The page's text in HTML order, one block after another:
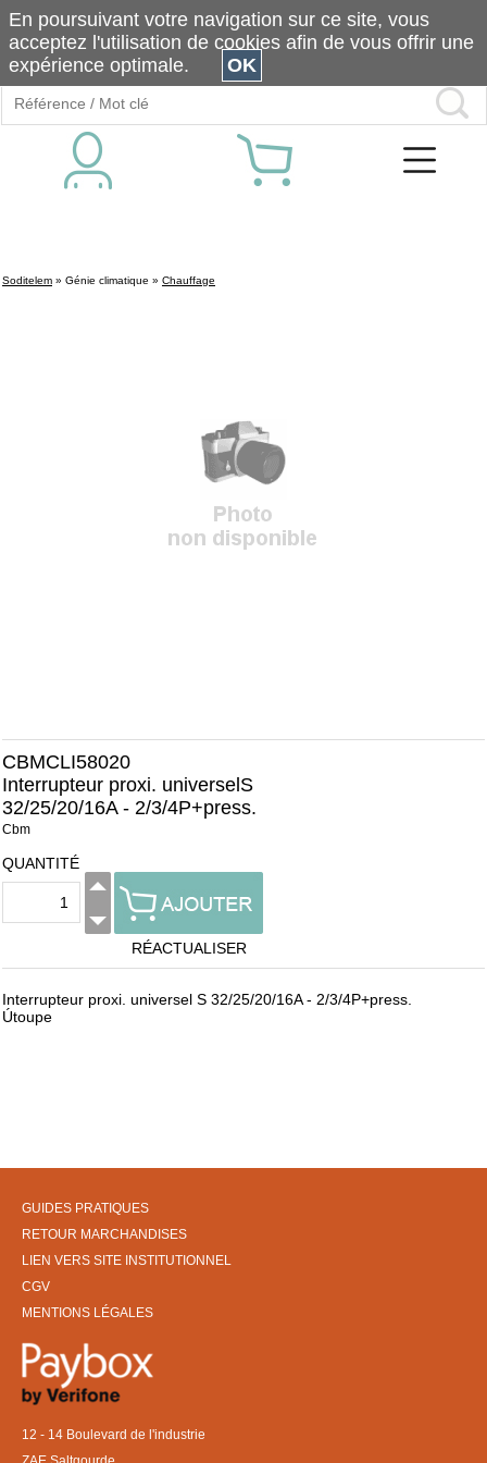
Soditelem » Génie climatique » Chauffage
CBMCLI58020
Interrupteur proxi. universelS
32/25/20/16A - 2/3/4P+press.
Cbm
QUANTITÉ
RÉACTUALISER
Interrupteur proxi. universel S 32/25/20/16A - 2/3/4P+press.
Útoupe
GUIDES PRATIQUES
RETOUR MARCHANDISES
LIEN VERS SITE INSTITUTIONNEL
CGV
MENTIONS LÉGALES
12 - 14 Boulevard de l'industrie
En poursuivant votre navigation sur ce site, vous
acceptez l'utilisation de cookies afin de vous offrir une
expérience optimale.
OK